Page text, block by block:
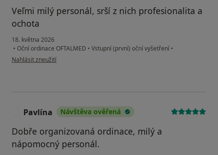
Veľmi milý personál, srší z nich profesionalita a
ochota
18. května 2026
• Oční ordinace OFTALMED • Vstupní (první) oční vyšetření •
podle názoru uživatele MS
Nahlásit zneužití
Pavlína Návštěva ověřená
Dobře organizovaná ordinace, milý a
nápomocný personál.